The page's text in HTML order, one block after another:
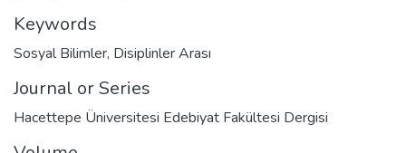
Keywords
Sosyal Bilimler, Disiplinler Arası
Journal or Series
Hacettepe Üniversitesi Edebiyat Fakültesi Dergisi